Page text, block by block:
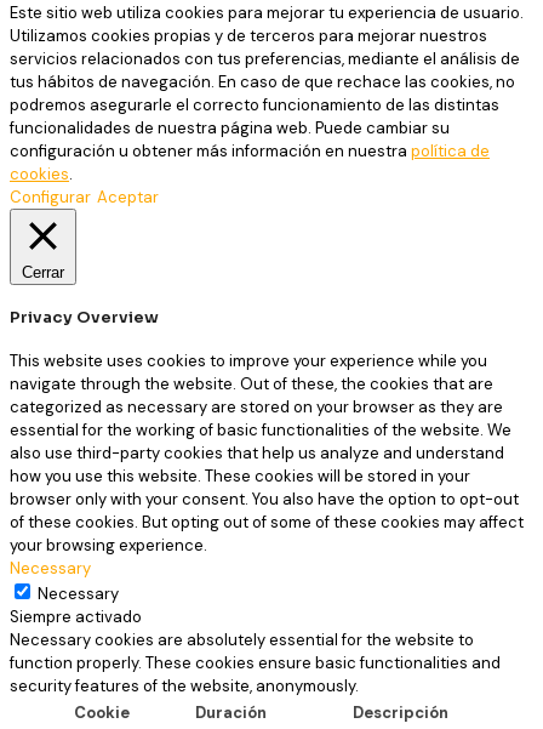
Este sitio web utiliza cookies para mejorar tu experiencia de usuario.
Utilizamos cookies propias y de terceros para mejorar nuestros
servicios relacionados con tus preferencias, mediante el análisis de
tus hábitos de navegación. En caso de que rechace las cookies, no
podremos asegurarle el correcto funcionamiento de las distintas
funcionalidades de nuestra página web. Puede cambiar su
configuración u obtener más información en nuestra política de
cookies.
Configurar Aceptar
Cerrar
Privacy Overview
This website uses cookies to improve your experience while you
navigate through the website. Out of these, the cookies that are
categorized as necessary are stored on your browser as they are
essential for the working of basic functionalities of the website. We
also use third-party cookies that help us analyze and understand
how you use this website. These cookies will be stored in your
browser only with your consent. You also have the option to opt-out
of these cookies. But opting out of some of these cookies may affect
your browsing experience.
Necessary
Necessary
Siempre activado
Necessary cookies are absolutely essential for the website to
function properly. These cookies ensure basic functionalities and
security features of the website, anonymously.
Cookie
Duración Descripción